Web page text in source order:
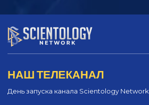
НАШ ТЕЛЕКАНАЛ
День запуска канала Scientology Network